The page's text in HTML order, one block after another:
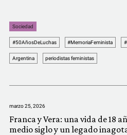
Sociedad
#50AñosDeLuchas #MemoriaFeminista
Argentina periodistas feministas
marzo 25, 2026
Franca y Vera: una vida de 18
medio siglo y un legado